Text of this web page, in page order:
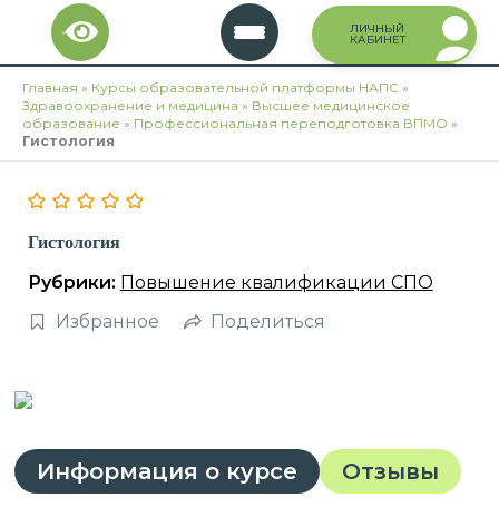
Перейти
содержимому
ЛИЧНЫЙ
КАБИНЕТ
Главная » Курсы образовательной платформы НАПС »
Здравоохранение и медицина » Высшее медицинское
образование » Профессиональная переподготовка ВПМО »
Гистология
Гистология
Рубрики: Повышение квалификации СПО
Избранное
Поделиться
Информация о курсе Отзывы